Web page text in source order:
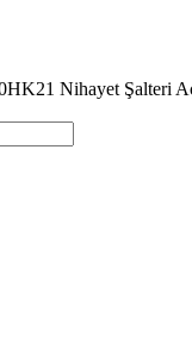
Nihayet Şalteri